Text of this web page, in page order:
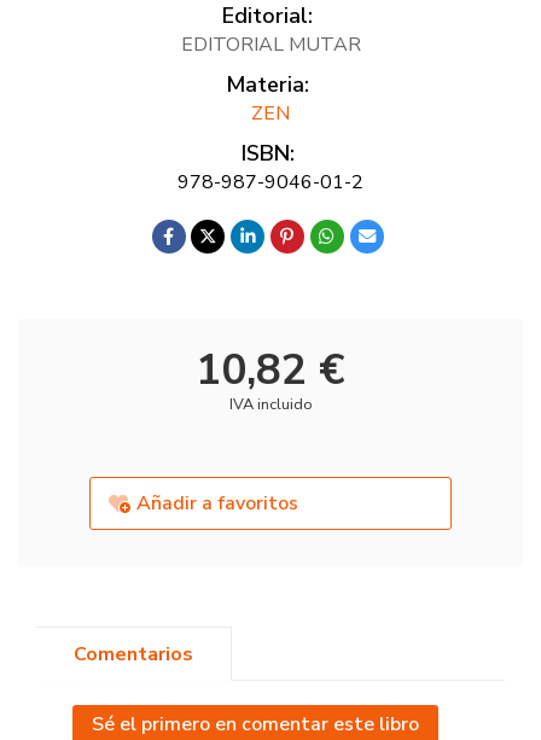
Editorial:
EDITORIAL MUTAR
Materia:
ZEN
ISBN:
978-987-9046-01-2
10,82 €
IVA incluido
Añadir a favoritos
Comentarios
Sé el primero en comentar este libro